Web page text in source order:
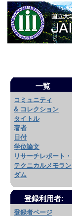
一覧
コミュニティ
& コレクション
タイトル
著者
日付
学位論文
リサーチレポート・
テクニカルメモラン
ダム
登録利用者:
登録者ページ